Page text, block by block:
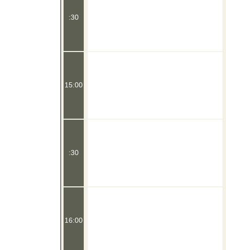
:30
15:00
:30
16:00